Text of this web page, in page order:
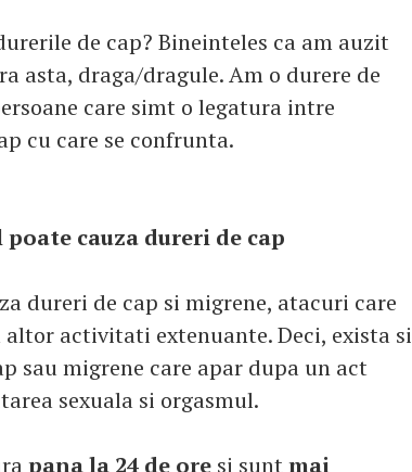
de cap? Bineinteles ca am auzit
asta, draga/dragule. Am o durere de
care simt o legatura intre
cu care se confrunta.
cauza dureri de cap
dureri de cap si migrene, atacuri care
activitati extenuante. Deci, exista si
sau migrene care apar dupa un act
sexuala si orgasmul.
pana la 24 de ore si suntmai